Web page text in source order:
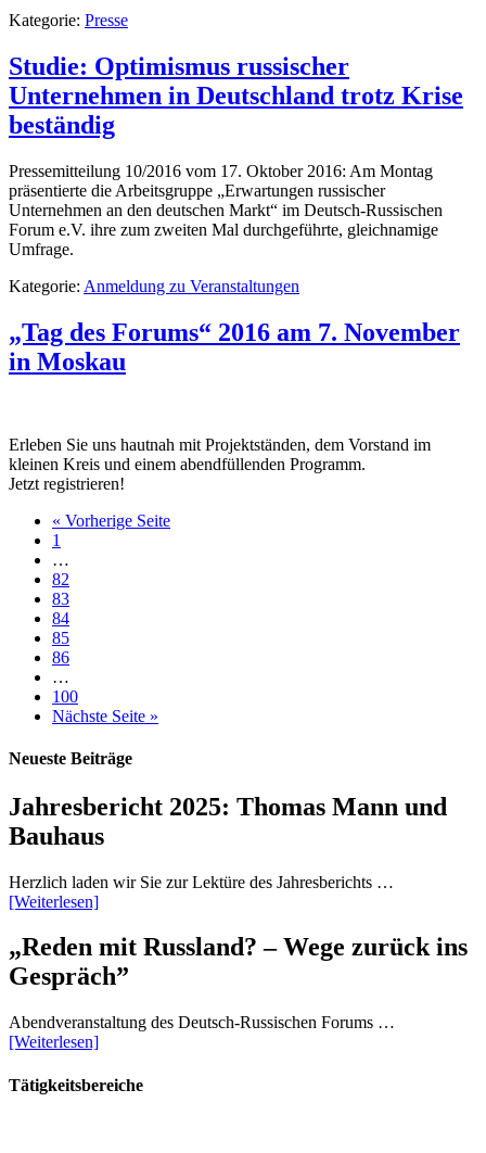
Kategorie: Presse
Studie: Optimismus russischer
Unternehmen in Deutschland trotz Krise
beständig
Pressemitteilung 10/2016 vom 17. Oktober 2016: Am Montag
präsentierte die Arbeitsgruppe „Erwartungen russischer
Unternehmen an den deutschen Markt“ im Deutsch-Russischen
Forum e.V. ihre zum zweiten Mal durchgeführte, gleichnamige
Umfrage.
Kategorie: Anmeldung zu Veranstaltungen
„Tag des Forums“ 2016 am 7. November
in Moskau
Erleben Sie uns hautnah mit Projektständen, dem Vorstand im
kleinen Kreis und einem abendfüllenden Programm.
Jetzt registrieren!
« Vorherige Seite
1
…
82
83
84
85
86
…
100
Nächste Seite »
Neueste Beiträge
Jahresbericht 2025: Thomas Mann und
Bauhaus
Herzlich laden wir Sie zur Lektüre des Jahresberichts …
[Weiterlesen]
„Reden mit Russland? – Wege zurück ins
Gespräch”
Abendveranstaltung des Deutsch-Russischen Forums …
[Weiterlesen]
Tätigkeitsbereiche